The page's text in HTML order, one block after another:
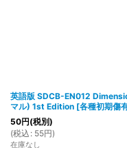
英語版 SDCB-EN012
マル) 1st Edition [各種初期傷
50円(税別)
(税込 : 55円)
在庫なし